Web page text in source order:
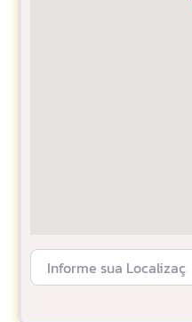
Informe sua Localização